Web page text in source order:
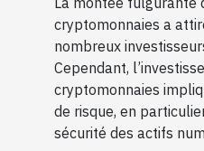
cryptomonnaies a
nombreux
Cependant,
cryptomonnaies
de risque, en
sécurité des actifs